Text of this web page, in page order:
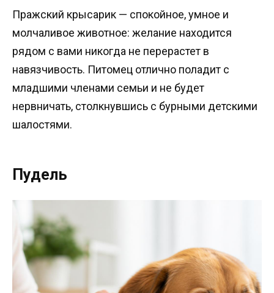
Пражский крысарик — спокойное, умное и
молчаливое животное: желание находится
рядом с вами никогда не перерастет в
навязчивость. Питомец отлично поладит с
младшими членами семьи и не будет
нервничать, столкнувшись с бурными детскими
шалостями.
Пудель